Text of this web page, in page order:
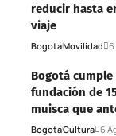
reducir hasta
viaje
BogotáMovilidad 6
Bogotá
fundación de
muisca que
BogotáCultura 6